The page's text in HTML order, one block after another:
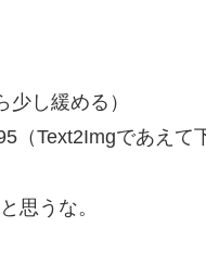
少し緩める）
（Text2Imgであえて
思うな。